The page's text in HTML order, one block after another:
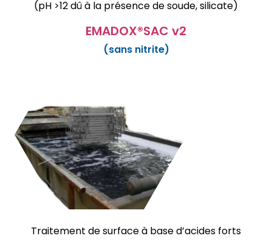
(pH >12 dû à la présence de soude, silicate)
EMADOX®SAC v2
(sans nitrite)
Traitement de surface à base d’acides forts